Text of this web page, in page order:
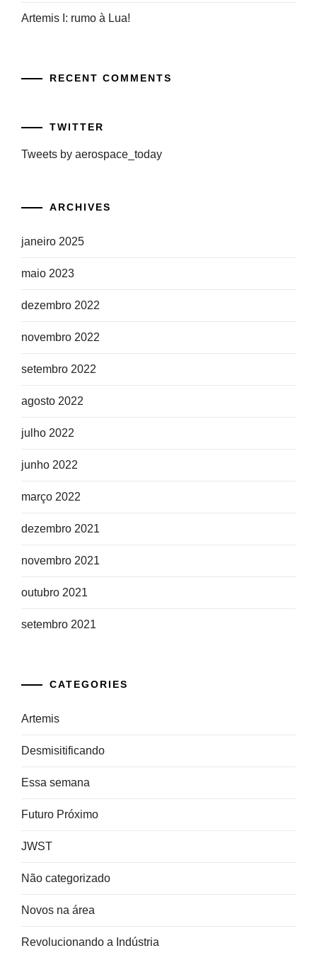
Artemis I: rumo à Lua!
RECENT COMMENTS
TWITTER
Tweets by aerospace_today
ARCHIVES
janeiro 2025
maio 2023
dezembro 2022
novembro 2022
setembro 2022
agosto 2022
julho 2022
junho 2022
março 2022
dezembro 2021
novembro 2021
outubro 2021
setembro 2021
CATEGORIES
Artemis
Desmisitificando
Essa semana
Futuro Próximo
JWST
Não categorizado
Novos na área
Revolucionando a Indústria